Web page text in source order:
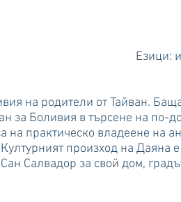
Езици:
на родители от Тайван.
за Боливия в търсене на
на практическо владеене на
произход на Даяна
Салвадор за свой дом,